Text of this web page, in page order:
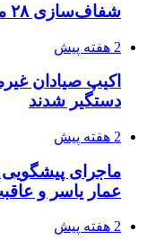
زلزله ۵.۷
کرمانشاه را لرزاند
3 هفته پیش
انفجارهای شدید
خرید ابزار آلات
چطور ابزار اصل